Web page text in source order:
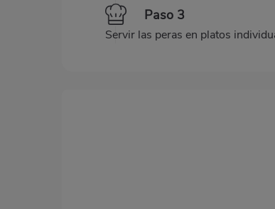
Paso 3
Servir las peras en platos